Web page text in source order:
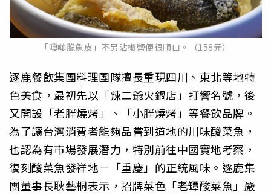
「嘎嘣脆魚皮」不另沾椒鹽便很順口。（158元）
逐鹿餐飲集團料理團隊擅長重現四川、東北等地特
色美食，最初先以「辣二爺火鍋店」打響名號，後
又開設「老胖燒烤」、「小胖燒烤」等餐飲品牌。
為了讓台灣消費者能夠品嘗到道地的川味酸菜魚，
也認為有市場發展潛力，特別前往中國實地考察，
復刻酸菜魚發祥地－「重慶」的正統風味。逐鹿集
團董事長耿藝桐表示，招牌菜色「老罈酸菜魚」嚴